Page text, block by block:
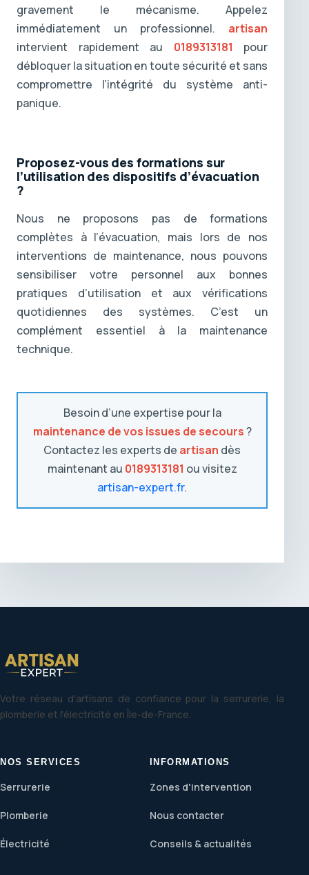
gravement le mécanisme. Appelez
immédiatement un professionnel. artisan
intervient rapidement au 0189313181 pour
débloquer la situation en toute sécurité et sans
compromettre l’intégrité du système anti-
panique.
Proposez-vous des formations sur
l’utilisation des dispositifs d’évacuation
?
Nous ne proposons pas de formations
complètes à l’évacuation, mais lors de nos
interventions de maintenance, nous pouvons
sensibiliser votre personnel aux bonnes
pratiques d’utilisation et aux vérifications
quotidiennes des systèmes. C’est un
complément essentiel à la maintenance
technique.
Besoin d’une expertise pour la
maintenance de vos issues de secours?
Contactez les experts de artisan dès
maintenant au 0189313181 ou visitez
artisan-expert.fr.
Votre réseau d'artisans de confiance pour la serrurerie, la
plomberie et l'électricité en Île-de-France.
NOS SERVICES
Serrurerie
Plomberie
Électricité
INFORMATIONS
Zones d'intervention
Nous contacter
Conseils & actualités